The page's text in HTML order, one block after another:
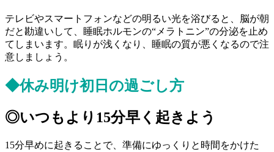
テレビやスマートフォンなどの明るい光を浴びると、脳が朝
だと勘違いして、睡眠ホルモンの“メラトニン”の分泌を止め
てしまいます。眠りが浅くなり、睡眠の質が悪くなるので注
意しましょう。
◆休み明け初日の過ごし方
◎いつもより15分早く起きよう
15分早めに起きることで、準備にゆっくりと時間をかけた